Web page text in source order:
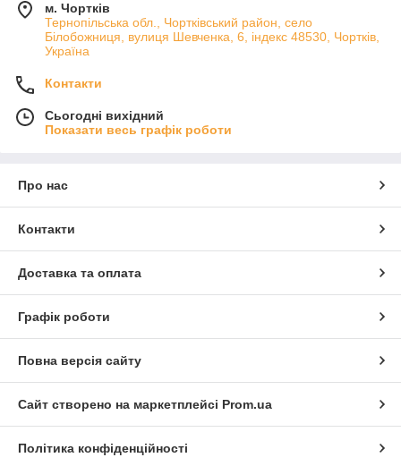
м. Чортків
Тернопільська обл., Чортківський район, село
Білобожниця, вулиця Шевченка, 6, індекс 48530, Чортків,
Україна
Контакти
Сьогодні вихідний
Показати весь графік роботи
Про нас
Контакти
Доставка та оплата
Графік роботи
Повна версія сайту
Сайт створено на маркетплейсі Prom.ua
Політика конфіденційності